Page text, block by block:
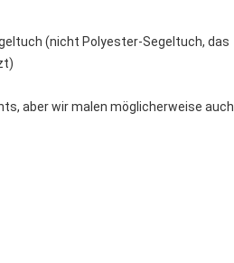
(nicht Polyester-Segeltuch, das
aber wir malen möglicherweise auch